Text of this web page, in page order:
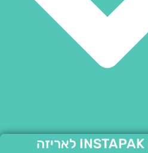
מערכות INSTAPAK לאריזה